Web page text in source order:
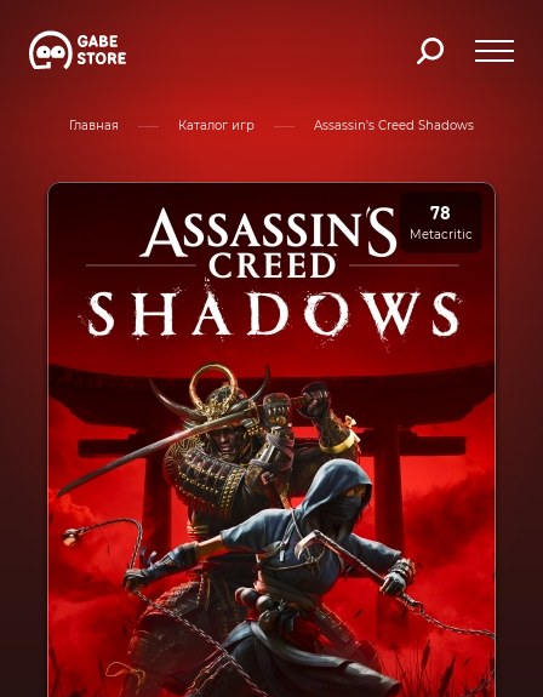
Главная Каталог игр Assassin's Creed Shadows
78
Metacritic